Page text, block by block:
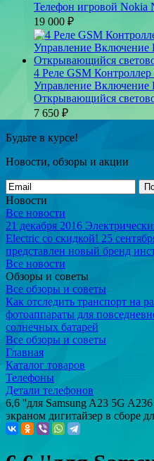
Телефон игровой Nokia
19 000 ₽
4 Реле GSM
Управление
Открывающийся
7 650 ₽
Будьте в курсе!
Новости, обзоры и акции
Новости
Все новости
21 декабря 2016
Electric со скидкой! 25
представлен новый бренд
Все новости
Обзоры и советы
Все обзоры и советы
Как отследить транспорт на
фотоаппараты для
солнечных батарей
Все обзоры и советы
Главная
Каталог товаров
Телефоны
Детали телефонов
6,6 ''для Samsung A23 5G
экраном дигитайзер в сборе